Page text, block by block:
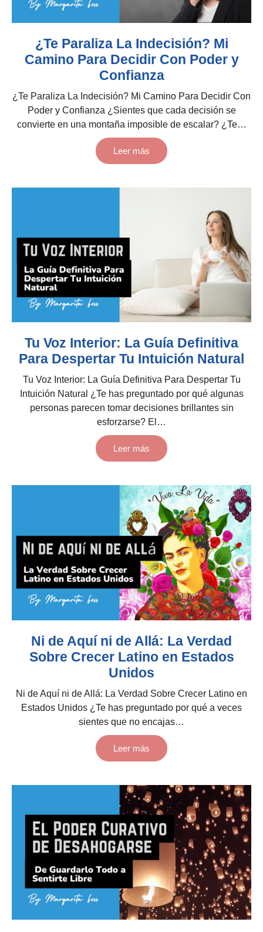
¿Te Paraliza La Indecisión? Mi
Camino Para Decidir Con Poder y
Confianza
¿Te Paraliza La Indecisión? Mi Camino Para Decidir Con
Poder y Confianza ¿Sientes que cada decisión se
convierte en una montaña imposible de escalar? ¿Te…
Leer más
Tu Voz Interior: La Guía Definitiva
Para Despertar Tu Intuición Natural
Tu Voz Interior: La Guía Definitiva Para Despertar Tu
Intuición Natural ¿Te has preguntado por qué algunas
personas parecen tomar decisiones brillantes sin
esforzarse? El…
Leer más
Ni de Aquí ni de Allá: La Verdad
Sobre Crecer Latino en Estados
Unidos
Ni de Aquí ni de Allá: La Verdad Sobre Crecer Latino en
Estados Unidos ¿Te has preguntado por qué a veces
sientes que no encajas…
Leer más